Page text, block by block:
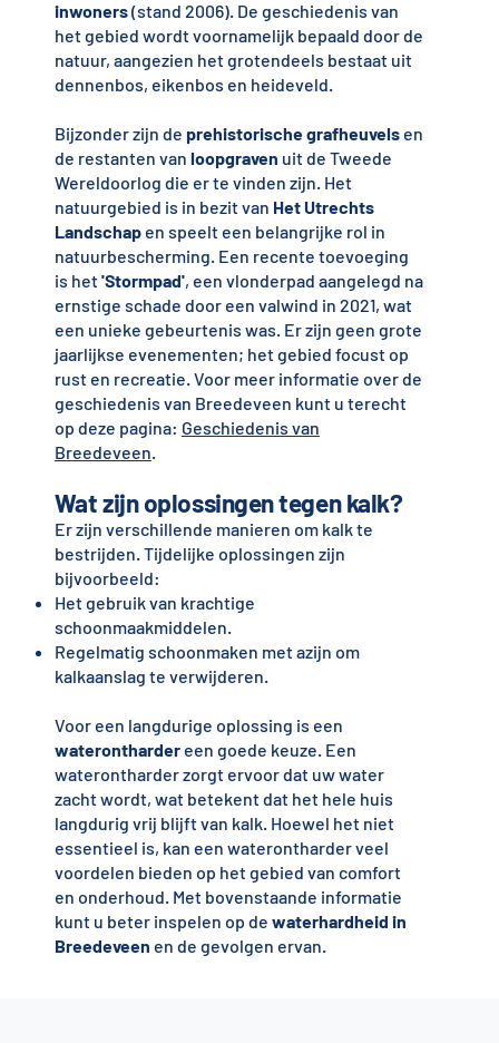
inwoners(stand 2006). De geschiedenis van
het gebied wordt voornamelijk bepaald door de
natuur, aangezien het grotendeels bestaat uit
dennenbos, eikenbos en heideveld.
Bijzonder zijn de prehistorische grafheuvelsen
de restanten van loopgraven uit de Tweede
Wereldoorlog die er te vinden zijn. Het
natuurgebied is in bezit van Het Utrechts
Landschapen speelt een belangrijke rol in
natuurbescherming. Een recente toevoeging
is het'Stormpad', een vlonderpad aangelegd na
ernstige schade door een valwind in 2021, wat
een unieke gebeurtenis was. Er zijn geen grote
jaarlijkse evenementen; het gebied focust op
rust en recreatie. Voor meer informatie over de
geschiedenis van Breedeveen kunt u terecht
op deze pagina: Geschiedenis van
Breedeveen.
Wat zijn oplossingen tegen kalk?
Er zijn verschillende manieren om kalk te
bestrijden. Tijdelijke oplossingen zijn
bijvoorbeeld:
Het gebruik van krachtige
schoonmaakmiddelen.
Regelmatig schoonmaken met azijn om
kalkaanslag te verwijderen.
Voor een langdurige oplossing is een
wateronthardereen goede keuze. Een
waterontharder zorgt ervoor dat uw water
zacht wordt, wat betekent dat het hele huis
langdurig vrij blijft van kalk. Hoewel het niet
essentieel is, kan een waterontharder veel
voordelen bieden op het gebied van comfort
en onderhoud. Met bovenstaande informatie
kunt u beter inspelen op de waterhardheid in
Breedeveen en de gevolgen ervan.